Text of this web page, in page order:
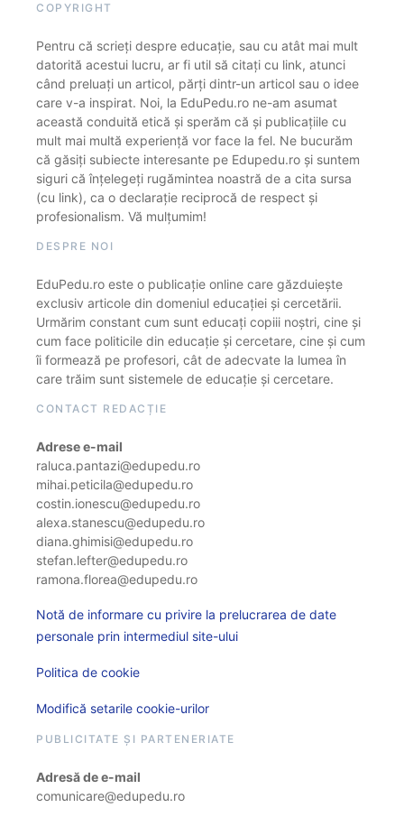
COPYRIGHT
Pentru că scrieți despre educație, sau cu atât mai mult
datorită acestui lucru, ar fi util să citați cu link, atunci
când preluați un articol, părți dintr-un articol sau o idee
care v-a inspirat. Noi, la EduPedu.ro ne-am asumat
această conduită etică și sperăm că și publicațiile cu
mult mai multă experiență vor face la fel. Ne bucurăm
că găsiți subiecte interesante pe Edupedu.ro și suntem
siguri că înțelegeți rugămintea noastră de a cita sursa
(cu link), ca o declarație reciprocă de respect și
profesionalism. Vă mulțumim!
DESPRE NOI
EduPedu.ro este o publicație online care găzduiește
exclusiv articole din domeniul educației și cercetării.
Urmărim constant cum sunt educați copiii noștri, cine și
cum face politicile din educație și cercetare, cine și cum
îi formează pe profesori, cât de adecvate la lumea în
care trăim sunt sistemele de educație și cercetare.
CONTACT REDACȚIE
Adrese e-mail
raluca.pantazi@edupedu.ro
mihai.peticila@edupedu.ro
costin.ionescu@edupedu.ro
alexa.stanescu@edupedu.ro
diana.ghimisi@edupedu.ro
stefan.lefter@edupedu.ro
ramona.florea@edupedu.ro
Notă de informare cu privire la prelucrarea de date
personale prin intermediul site-ului
Politica de cookie
Modifică setarile cookie-urilor
PUBLICITATE ȘI PARTENERIATE
Adresă de e-mail
comunicare@edupedu.ro